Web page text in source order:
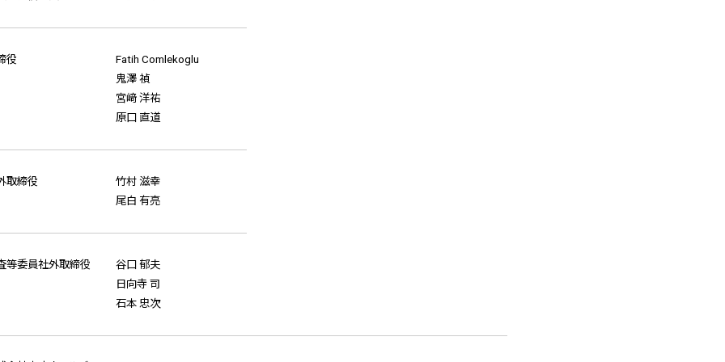
役
Fatih Comlekoglu
鬼澤 禎
宮﨑 洋祐
原口 直道
取締役
竹村 滋幸
尾白 有亮
等委員社外取締役
谷口 郁夫
日向寺 司
石本 忠次